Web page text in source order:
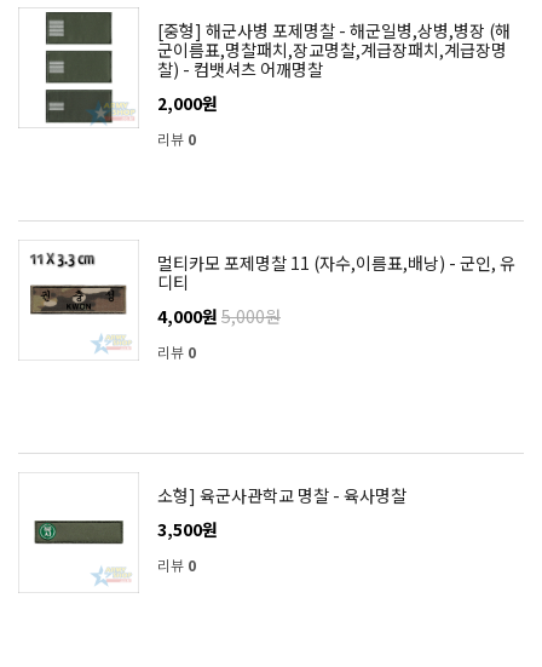
[중형] 해군사병 포제명찰 - 해군일병,상병,병장 (해
군이름표,명찰패치,장교명찰,계급장패치,계급장명
찰) - 컴뱃셔츠 어깨명찰
2,000원
리뷰 0
멀티카모 포제명찰 11 (자수,이름표,배낭) - 군인, 유
디티
4,000원 5,000원
리뷰 0
소형] 육군사관학교 명찰 - 육사명찰
3,500원
리뷰 0